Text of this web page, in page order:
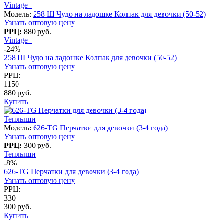
Vintage+
Модель: 258 Ш Чудо на ладошке Колпак для девочки (50-52)
Узнать оптовую цену
РРЦ: 880 руб.
Vintage+
-24%
258 Ш Чудо на ладошке Колпак для девочки (50-52)
Узнать оптовую цену
РРЦ:
1150
880 руб.
Купить
Теплыши
Модель: 626-TG Перчатки для девочки (3-4 года)
Узнать оптовую цену
РРЦ: 300 руб.
Теплыши
-8%
626-TG Перчатки для девочки (3-4 года)
Узнать оптовую цену
РРЦ:
330
300 руб.
Купить